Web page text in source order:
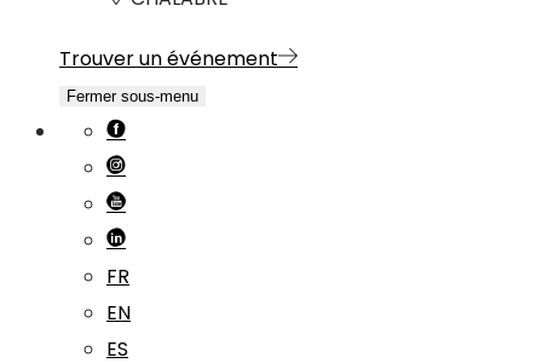
Trouver un événement
Fermer sous-menu
FR
EN
ES